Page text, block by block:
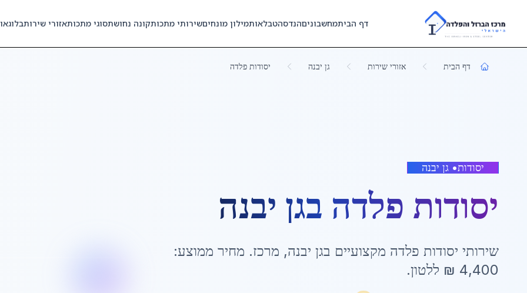
Skip to main content
דף הביתמחשבוניםהנדסהטבלאותמילון מונחיםשירותי מתכותקונה נחושתסוגי מתכותאזורי שירותבלוג
דף הבית אזורי שירות גן יבנה יסודות פלדה
יסודות• גן יבנה
יסודות פלדה בגן יבנה
שירותי יסודות פלדה מקצועיים בגן יבנה, מרכז. מחיר ממוצע:
4,400 ₪ ללטון.